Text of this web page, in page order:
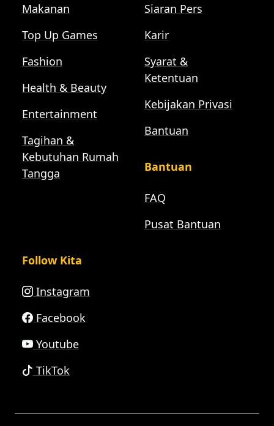
Makanan
Top Up Games
Fashion
Health & Beauty
Entertainment
Tagihan &
Kebutuhan Rumah
Tangga
Siaran Pers
Karir
Syarat &
Ketentuan
Kebijakan Privasi
Bantuan
Bantuan
FAQ
Pusat Bantuan
Follow Kita
Instagram
Facebook
Youtube
TikTok